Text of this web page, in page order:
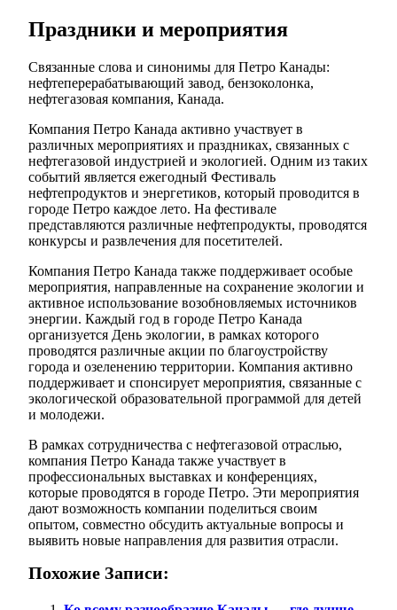
Праздники и мероприятия
Связанные слова и синонимы для Петро Канады:
нефтеперерабатывающий завод, бензоколонка,
нефтегазовая компания, Канада.
Компания Петро Канада активно участвует в
различных мероприятиях и праздниках, связанных с
нефтегазовой индустрией и экологией. Одним из таких
событий является ежегодный Фестиваль
нефтепродуктов и энергетиков, который проводится в
городе Петро каждое лето. На фестивале
представляются различные нефтепродукты, проводятся
конкурсы и развлечения для посетителей.
Компания Петро Канада также поддерживает особые
мероприятия, направленные на сохранение экологии и
активное использование возобновляемых источников
энергии. Каждый год в городе Петро Канада
организуется День экологии, в рамках которого
проводятся различные акции по благоустройству
города и озеленению территории. Компания активно
поддерживает и спонсирует мероприятия, связанные с
экологической образовательной программой для детей
и молодежи.
В рамках сотрудничества с нефтегазовой отраслью,
компания Петро Канада также участвует в
профессиональных выставках и конференциях,
которые проводятся в городе Петро. Эти мероприятия
дают возможность компании поделиться своим
опытом, совместно обсудить актуальные вопросы и
выявить новые направления для развития отрасли.
Похожие Записи: